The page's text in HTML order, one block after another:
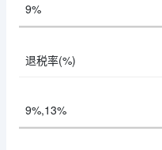
9%
退税率(%)
9%,13%